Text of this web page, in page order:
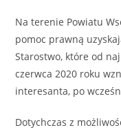
Na terenie Powiatu
pomoc prawną
Starostwo, które od
czerwca 2020 roku
interesanta, po
Dotychczas z